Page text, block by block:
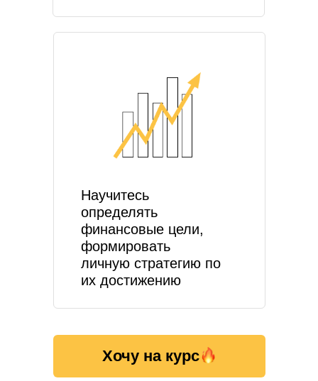
Научитесь
определять
финансовые цели,
формировать
личную стратегию по
их достижению
Хочу на курс